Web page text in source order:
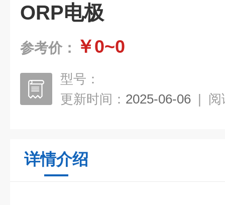
ORP电极
参考价： ￥0~0
型号：
更新时间： 2025-06-06 | 阅
详情介绍